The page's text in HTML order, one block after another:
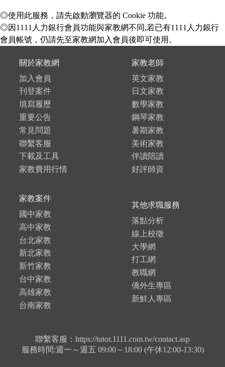
◎使用此服務，請先啟動瀏覽器的 Cookie 功能。
◎因1111人力銀行會員功能與家教網不同,若已有1111人力銀行
會員帳號，仍請先至家教網加入會員後即可使用。
關於家教網
加入會員
刊登案件
填寫履歷
重要公告
常見問題
聯繫客服
下載及工具
家教費用行情
家教老師
英文家教
日文家教
數學家教
鋼琴家教
暑期家教
美術家教
伴讀陪讀
好評師資
家教案件
國中家教
高中家教
台北家教
新北家教
新竹家教
台中家教
高雄家教
台南家教
其他求職服務
落點分析
線上校徵
大學網
打工網
教職網
僑外生專區
新鮮人專區
聯繫客服：https://tutor.1111.com.tw/contact.asp
服務時間:週一～週五 09:00～18:00 (午休12:00-13:30)